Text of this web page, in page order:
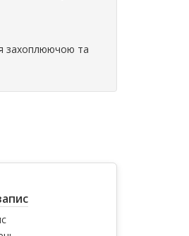
захоплюючою та